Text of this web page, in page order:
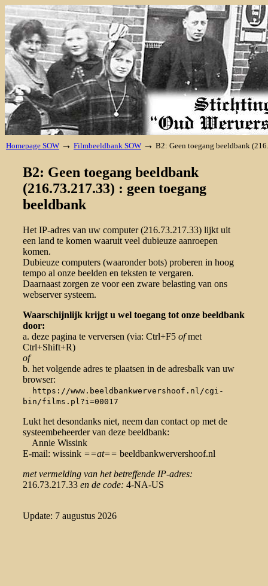
Homepage SOW → Filmbeeldbank SOW → B2: Geen toegang beeldbank
B2: Geen toegang beeldbank
(216.73.217.33) : geen toegang
beeldbank
Het IP-adres van uw computer (216.73.217.33) lijkt uit
een land te komen waaruit veel dubieuze aanroepen
komen.
Dubieuze computers (waaronder bots) proberen in hoog
tempo al onze beelden en teksten te vergaren.
Daarnaast zorgen ze voor een zware belasting van ons
webserver systeem.
Waarschijnlijk krijgt u wel toegang tot onze beeldbank
door:
a. deze pagina te verversen (via: Ctrl+F5 ofmet
Ctrl+Shift+R)
of
b. het volgende adres te plaatsen in de adresbalk van uw
browser:
https://www.beeldbankwervershoof.nl/cgi-
bin/films.pl?i=00017
Lukt het desondanks niet, neem dan contact op met de
systeembeheerder van deze beeldbank:
Annie Wissink
E-mail: wissink ==at== beeldbankwervershoof.nl
met vermelding van het betreffende IP-adres:
216.73.217.33 en de code: 4-NA-US
Update: 7 augustus 2026